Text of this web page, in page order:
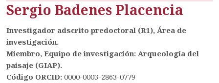
Sergio Badenes Placencia
Investigador adscrito predoctoral (R1), Área de
investigación.
Miembro, Equipo de investigación: Arqueología del
paisaje (GIAP).
Código ORCID: 0000-0003-2863-0779